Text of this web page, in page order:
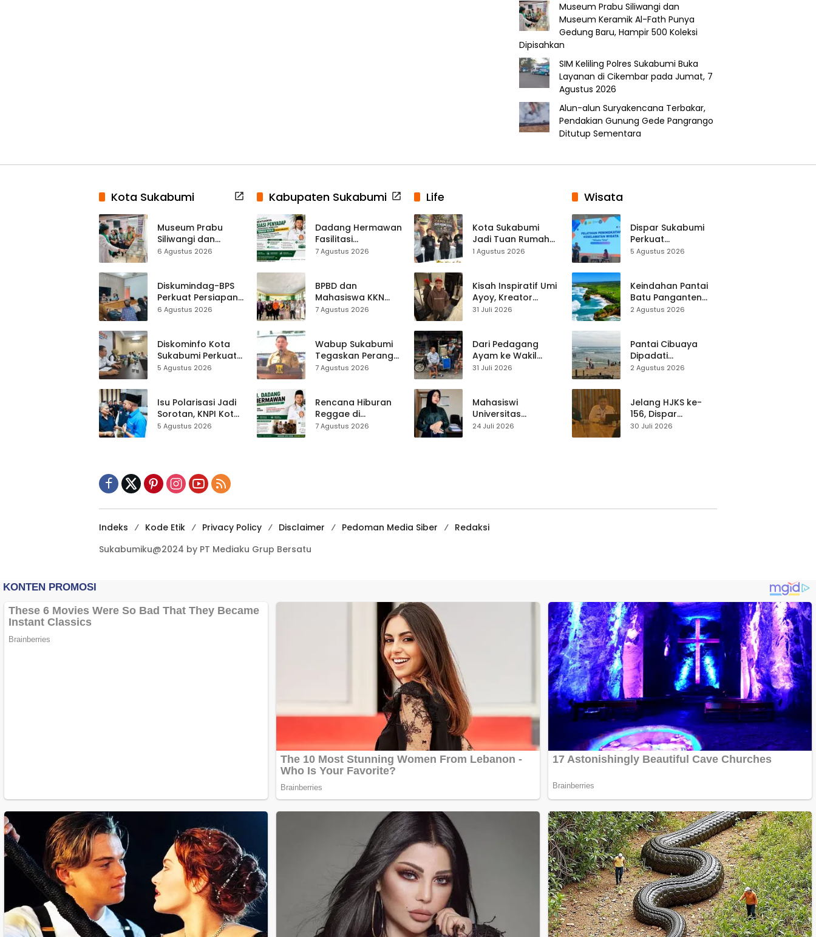
Museum Prabu Siliwangi dan
Museum Keramik Al-Fath Punya
Gedung Baru, Hampir 500 Koleksi
Dipisahkan
SIM Keliling Polres Sukabumi Buka
Layanan di Cikembar pada Jumat, 7
Agustus 2026
Alun-alun Suryakencana Terbakar,
Pendakian Gunung Gede Pangrango
Ditutup Sementara
Kota Sukabumi
Museum Prabu
Siliwangi dan
Museum Keramik
Hampir 500 Koleksi
Dipisahkan
6 Agustus 2026
Diskumindag-BPS
Perkuat Persiapan
Sensus Ekonomi,
Terbuka Beri Data
6 Agustus 2026
Diskominfo Kota
Sukabumi Perkuat
Satu Data
Kewilayahan
Dikebut
5 Agustus 2026
Isu Polarisasi Jadi
Sorotan, KNPI Kota
Sukabumi Ajak
5 Agustus 2026
Kabupaten Sukabumi
Dadang Hermawan
Fasilitasi
Pembentukan
Pekerja Dapat
Perlindungan BPJS
7 Agustus 2026
BPBD dan
Mahasiswa KKN
Edukasi Mitigasi
SMPN 1 Simpenan
7 Agustus 2026
Wabup Sukabumi
Tegaskan Perang
terhadap Narkoba
7 Agustus 2026
Rencana Hiburan
Reggae di
Purwasedar
7 Agustus 2026
Life
Kota Sukabumi
Jadi Tuan Rumah
Kontes Batu Akik
1 Agustus 2026
Kisah Inspiratif Umi
Ayoy, Kreator
TikTok Asal
Live Streaming
31 Juli 2026
Dari Pedagang
Ayam ke Wakil
Ketua DPRD, H.
Pasar Cisaat
31 Juli 2026
Mahasiswi
Universitas
Muhammadiyah
24 Juli 2026
Wisata
Dispar Sukabumi
Perkuat
Keselamatan
Mitigasi hingga
Teknik Evakuasi
5 Agustus 2026
Keindahan Pantai
Batu Panganten
Mulai Dilirik
2 Agustus 2026
Pantai Cibuaya
Dipadati
Wisatawan,
Waspada
2 Agustus 2026
Jelang HJKS ke-
156, Dispar
Kabupaten
30 Juli 2026
Indeks Kode Etik Privacy Policy Disclaimer Pedoman Media Siber
Redaksi
Sukabumiku@2024 by PT Mediaku Grup Bersatu